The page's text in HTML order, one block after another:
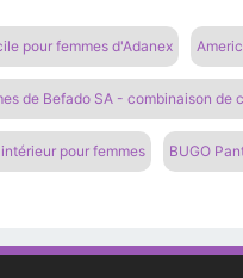
pour femmes d'Adanex
de Befado SA - combinaison de
pour femmes BUGO